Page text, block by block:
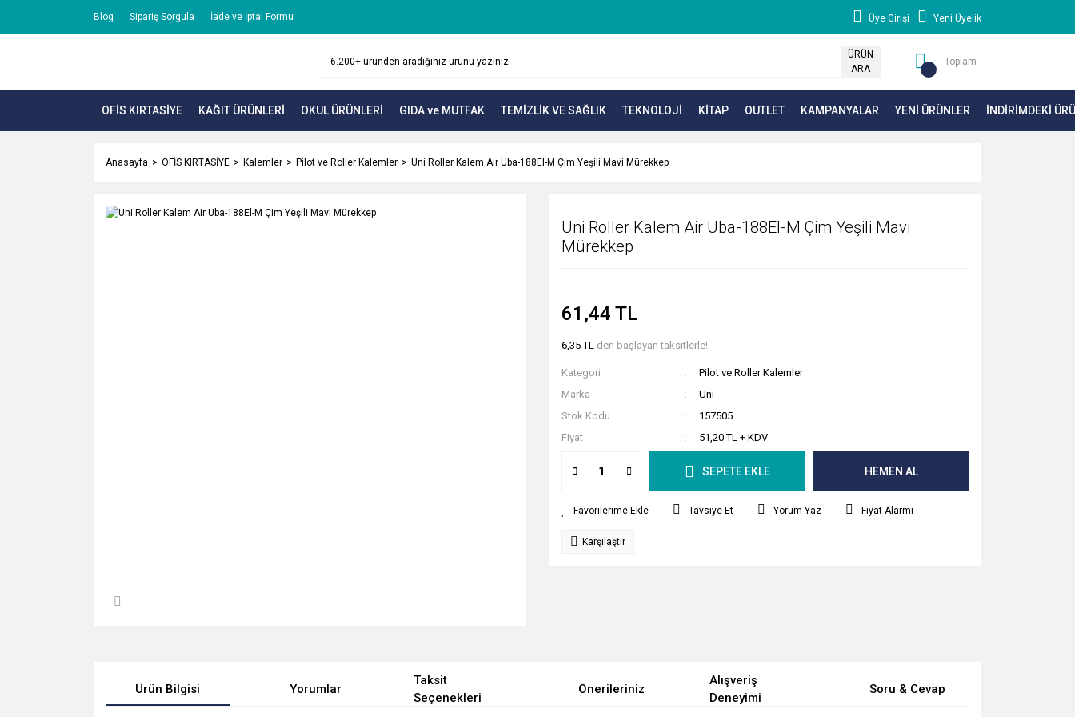
Blog Sipariş Sorgula İade ve İptal Formu Üye Girişi Yeni Üyelik
ÜRÜN
ARA
Toplam -
OFİS KIRTASİYE KAĞIT ÜRÜNLERİ OKUL ÜRÜNLERİ GIDA ve MUTFAK TEMİZLİK VE SAĞLIK TEKNOLOJİ KİTAP OUTLET KAMPANYALAR YENİ ÜRÜNLER İNDİRİMDEKİ
Anasayfa OFİS KIRTASİYE Kalemler Pilot ve Roller Kalemler Uni Roller Kalem Air Uba-188El-M Çim Yeşili Mavi Mürekkep
Uni Roller Kalem Air Uba-188El-M Çim Yeşili Mavi
Mürekkep
61,44 TL
6,35 TL den başlayan taksitlerle!
Kategori
Pilot ve Roller Kalemler
Marka
Uni
Stok Kodu
157505
Fiyat
51,20 TL + KDV
SEPETE EKLE HEMEN AL
Tavsiye Et Yorum Yaz Fiyat Alarmı
Karşılaştır
Ürün Bilgisi Yorumlar
Taksit
Seçenekleri
Önerileriniz
Alışveriş
Deneyimi
Soru & Cevap